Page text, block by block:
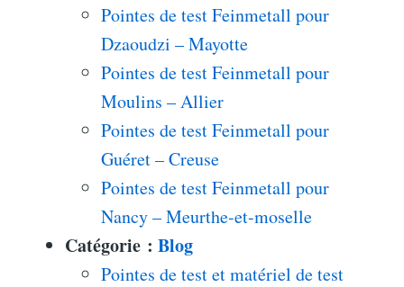
Pointes de test Feinmetall pour
Dzaoudzi – Mayotte
Pointes de test Feinmetall pour
Moulins – Allier
Pointes de test Feinmetall pour
Guéret – Creuse
Pointes de test Feinmetall pour
Nancy – Meurthe-et-moselle
Catégorie : Blog
Pointes de test et matériel de test